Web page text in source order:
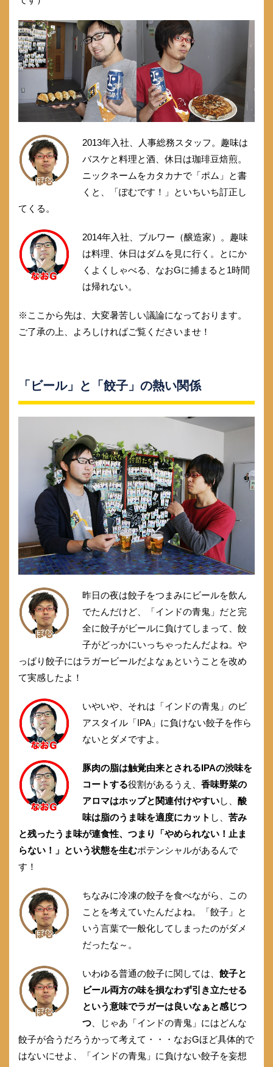
2013年入社、人事総務スタッフ。趣味は
バスケと料理と酒、休日は珈琲豆焙煎。
ニックネームをカタカナで「ポム」と書
くと、「ぽむです！」といちいち訂正し
てくる。
2014年入社、ブルワー（醸造家）。趣味
は料理、休日はダムを見に行く。とにか
くよくしゃべる、なおGに捕まると1時間
は帰れない。
※ここから先は、大変暑苦しい議論になっております。
ご了承の上、よろしければご覧くださいませ！
「ビール」と「餃子」の熱い関係
昨日の夜は餃子をつまみにビールを飲ん
でたんだけど、「インドの青鬼」だと完
全に餃子がビールに負けてしまって、餃
子がどっかにいっちゃったんだよね。や
っぱり餃子にはラガービールだよなぁということを改め
て実感したよ！
いやいや、それは「インドの青鬼」のビ
アスタイル「IPA」に負けない餃子を作ら
ないとダメですよ。
豚肉の脂は触覚由来とされるIPAの渋味を
コートする役割があるうえ、 香味野菜の
アロマはホップと関連付けやすいし、 酸
味は脂のうま味を適度にカット し、 苦み
と残ったうま味が連食性、つまり「やめられない！止ま
らない！」という状態を生むポテンシャルがあるんで
す！
ちなみに冷凍の餃子を食べながら、この
ことを考えていたんだよね。「餃子」と
いう言葉で一般化してしまったのがダメ
だったな～。
いわゆる普通の餃子に関しては、 餃子と
ビール両方の味を損なわず引き立たせる
という意味でラガーは良いなぁと感じつ
つ 、じゃあ「インドの青鬼」にはどんな
餃子が合うだろうかって考えて・・・なおGほど具体的で
はないにせよ、「インドの青鬼」に負けない餃子を妄想